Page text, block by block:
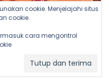
cookie. Menjelajahi situs
cookie.
cara mengontrol